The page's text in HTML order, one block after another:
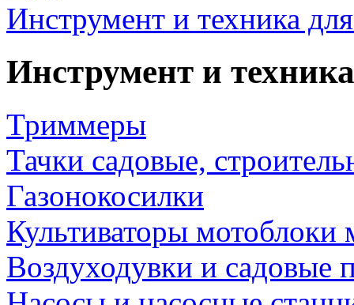
Инструмент и техника
Инструмент и
Триммеры
Тачки садовые,
Газонокосилки
Культиваторы мотоблоки
Воздуходувки и садовые